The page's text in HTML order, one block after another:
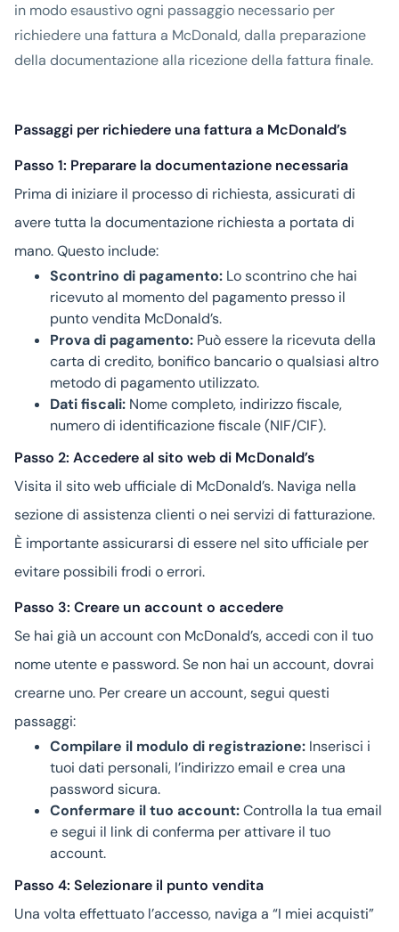
in modo esaustivo ogni passaggio necessario per
richiedere una fattura a McDonald, dalla preparazione
della documentazione alla ricezione della fattura finale.
Passaggi per richiedere una fattura a McDonald’s
Passo 1: Preparare la documentazione necessaria
Prima di iniziare il processo di richiesta, assicurati di
avere tutta la documentazione richiesta a portata di
mano. Questo include:
Scontrino di pagamento: Lo scontrino che hai
ricevuto al momento del pagamento presso il
punto vendita McDonald’s.
Prova di pagamento: Può essere la ricevuta della
carta di credito, bonifico bancario o qualsiasi altro
metodo di pagamento utilizzato.
Dati fiscali: Nome completo, indirizzo fiscale,
numero di identificazione fiscale (NIF/CIF).
Passo 2: Accedere al sito web di McDonald’s
Visita il sito web ufficiale di McDonald’s. Naviga nella
sezione di assistenza clienti o nei servizi di fatturazione.
È importante assicurarsi di essere nel sito ufficiale per
evitare possibili frodi o errori.
Passo 3: Creare un account o accedere
Se hai già un account con McDonald’s, accedi con il tuo
nome utente e password. Se non hai un account, dovrai
crearne uno. Per creare un account, segui questi
passaggi:
Compilare il modulo di registrazione: Inserisci i
tuoi dati personali, l’indirizzo email e crea una
password sicura.
Confermare il tuo account:Controlla la tua email
e segui il link di conferma per attivare il tuo
account.
Passo 4: Selezionare il punto vendita
Una volta effettuato l’accesso, naviga a “I miei acquisti”